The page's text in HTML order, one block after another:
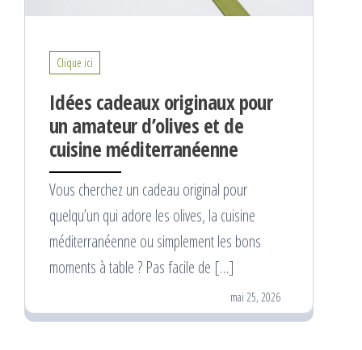
Clique ici
Idées cadeaux originaux pour
un amateur d’olives et de
cuisine méditerranéenne
Vous cherchez un cadeau original pour
quelqu’un qui adore les olives, la cuisine
méditerranéenne ou simplement les bons
moments à table ? Pas facile de […]
mai 25, 2026